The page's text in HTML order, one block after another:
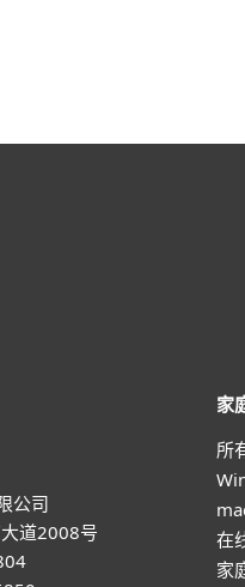
公司
道2008号
家
所
在
家